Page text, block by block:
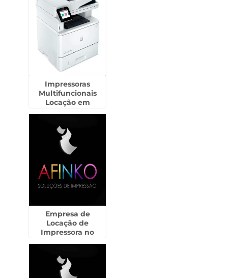
Impressoras
Multifuncionais
Locação em
Empresa de
Locação de
Impressora no